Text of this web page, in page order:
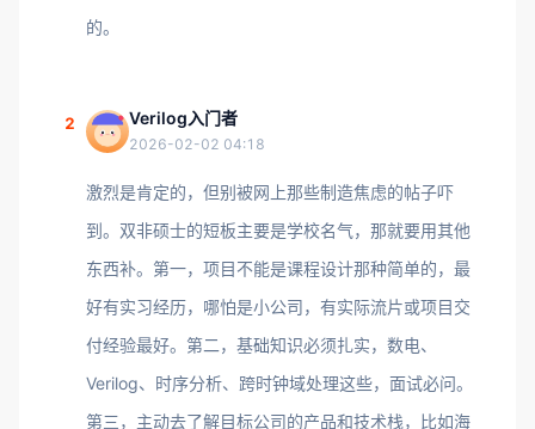
的。
2 Verilog入门者
2026-02-02 04:18
激烈是肯定的，但别被网上那些制造焦虑的帖子吓
到。双非硕士的短板主要是学校名气，那就要用其他
东西补。第一，项目不能是课程设计那种简单的，最
好有实习经历，哪怕是小公司，有实际流片或项目交
付经验最好。第二，基础知识必须扎实，数电、
Verilog、时序分析、跨时钟域处理这些，面试必问。
第三，主动去了解目标公司的产品和技术栈，比如海